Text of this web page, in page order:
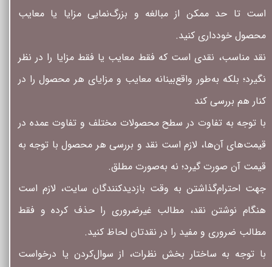
است تا حد ممکن از مبالغه و بزرگ‌نمایی مزایا یا معایب
محصول خودداری کنید.
نقد مناسب، نقدی است که فقط معایب یا فقط مزایا را در نظر
نگیرد؛ بلکه به‌طور واقع‌بینانه معایب و مزایای هر محصول را در
کنار هم بررسی کند
با توجه به تفاوت در سطح محصولات مختلف و تفاوت عمده در
قیمت‌های آن‌ها، لازم است نقد و بررسی هر محصول با توجه به
قیمت آن صورت گیرد؛ نه به‌صورت مطلق.
جهت احترام‌گذاشتن به وقت بازدیدکنندگان سایت، لازم است
هنگام نوشتن نقد، مطالب غیرضروری را حذف کرده و فقط
مطالب ضروری و مفید را در نقدتان لحاظ کنید.
با توجه به ساختار بخش نظرات، از سوال‌کردن یا درخواست